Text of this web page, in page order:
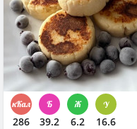
286 39.2 6.2 16.6